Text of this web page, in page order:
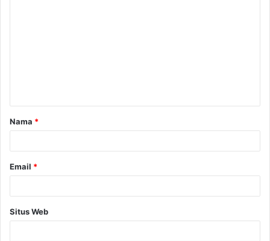
a
r
Nama *
Email *
Situs Web